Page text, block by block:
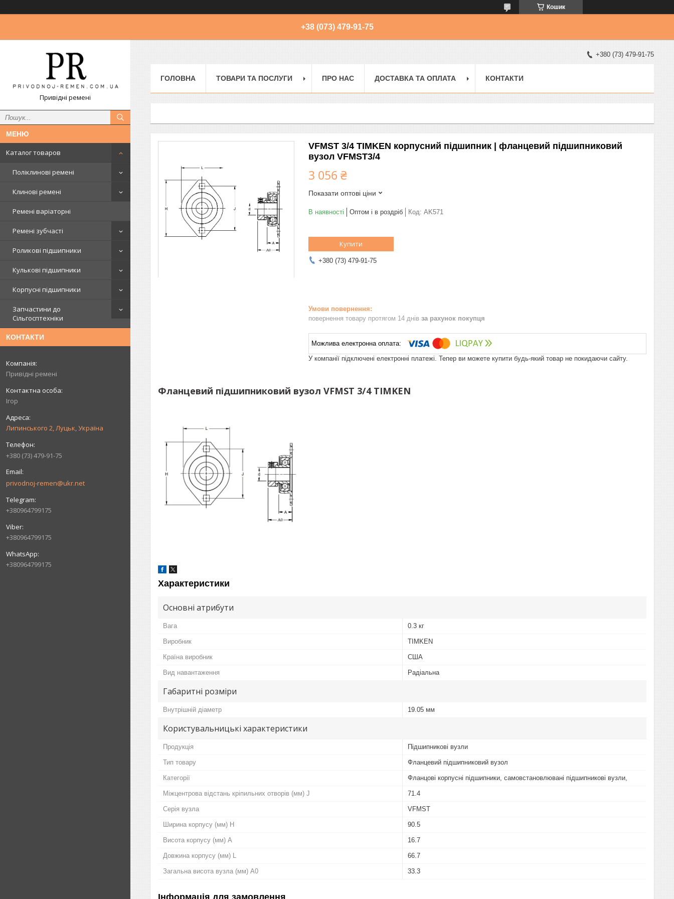
Кошик
+38 (073) 479-91-75
Привідні ремені
Каталог товаров
Поліклинові ремені
Клинові ремені
Ремені варіаторні
Ремені зубчасті
Роликові підшипники
Кулькові підшипники
Корпусні підшипники
Запчастини до
Сільгосптехніки
КОНТАКТИ
Привідні ремені
Ігор
Липинського 2, Луцьк, Україна
+380 (73) 479-91-75
privodnoj-remen@ukr.net
+380964799175
+380964799175
+380964799175
+380 (73) 479-91-75
ГОЛОВНА ТОВАРИ ТА ПОСЛУГИ ПРО НАС ДОСТАВКА ТА ОПЛАТА КОНТАКТИ
VFMST 3/4 TIMKEN корпусний підшипник | фланцевий підшипниковий
вузол VFMST3/4
3 056 ₴
Показати оптові ціни
В наявності Оптом і в роздріб Код: AK571
Купити
+380 (73) 479-91-75
повернення товару протягом 14 днів за рахунок покупця
У компанії підключені електронні платежі. Тепер ви можете купити будь-який товар не покидаючи сайту.
Фланцевий підшипниковий вузол VFMST 3/4 TIMKEN
Характеристики
Основні атрибути
Вага 0.3 кг
Виробник TIMKEN
Країна виробник США
Вид навантаження Радіальна
Габаритні розміри
Внутрішній діаметр 19.05 мм
Користувальницькі характеристики
Продукція Підшипникові вузли
Тип товару Фланцевий підшипниковий вузол
Категорії Фланцові корпусні підшипники, самовстановлювані підшипникові вузли,
Міжцентрова відстань кріпильних отворів (мм) J 71.4
Серія вузла VFMST
Ширина корпусу (мм) H 90.5
Висота корпусу (мм) A 16.7
Довжина корпусу (мм) L 66.7
Загальна висота вузла (мм) A0 33.3
Інформація для замовлення